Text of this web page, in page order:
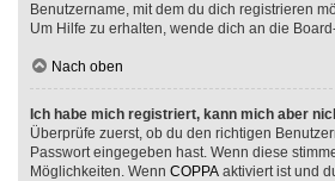
Benutzername, mit dem du dich registrieren
Um Hilfe zu erhalten, wende dich an die
Nach oben
Ich habe mich registriert, kann mich aber
Überprüfe zuerst, ob du den richtigen
Passwort eingegeben hast. Wenn diese
Möglichkeiten. Wenn COPPA aktiviert ist und